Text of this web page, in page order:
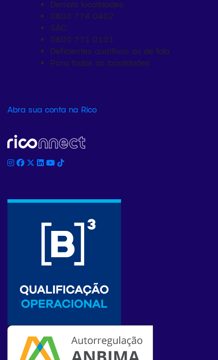
Demais localidades
0800 774 0402
SAC
0800 771 0101
Deficientes auditivos ou de fala
Para todas as localidades
Abra sua conta na Rico